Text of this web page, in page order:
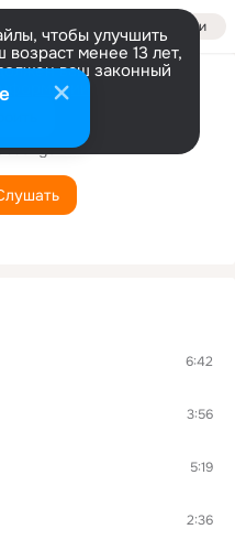
Войти
чтобы улучшить
менее 13 лет,
ваш законный
6:42
3:56
5:19
2:36